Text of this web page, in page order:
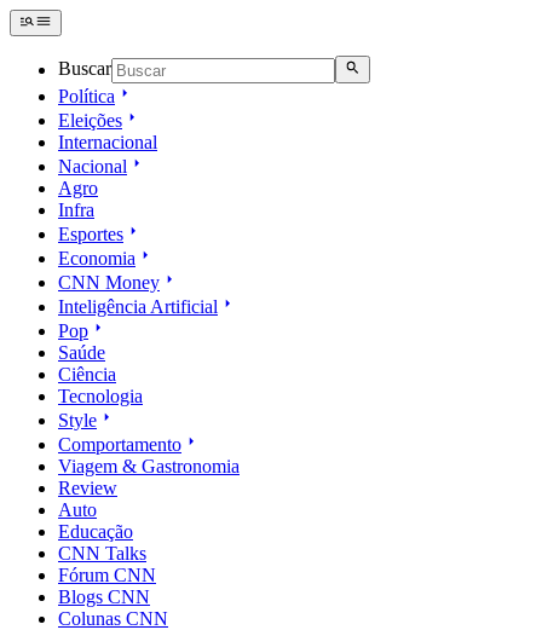
Buscar
Política
Eleições
Internacional
Nacional
Agro
Infra
Esportes
Economia
CNN Money
Inteligência Artificial
Pop
Saúde
Ciência
Tecnologia
Style
Comportamento
Viagem & Gastronomia
Review
Auto
Educação
CNN Talks
Fórum CNN
Blogs CNN
Colunas CNN